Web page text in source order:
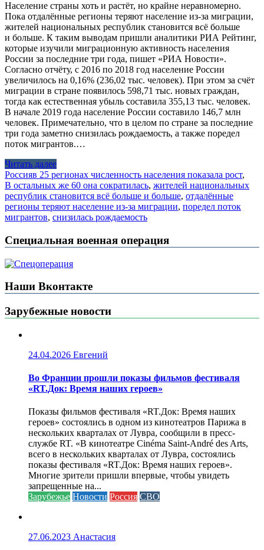
Население страны хоть и растёт, но крайне неравномерно.
Пока отдалённые регионы теряют население из-за миграции,
жителей национальных республик становится всё больше
и больше. К таким выводам пришли аналитики РИА Рейтинг,
которые изучили миграционную активность населения
России за последние три года, пишет «РИА Новости».
Согласно отчёту, с 2016 по 2018 год население России
увеличилось на 0,16% (236,02 тыс. человек). При этом за счёт
миграции в стране появилось 598,71 тыс. новых граждан,
тогда как естественная убыль составила 355,13 тыс. человек.
В начале 2019 года население России составило 146,7 млн
человек. Примечательно, что в целом по стране за последние
три года заметно снизилась рождаемость, а также поредел
поток мигрантов.…
Читать далее
Россияв 25 регионах численность населения показала рост,
В остальных же 60 она сократилась, жителей национальных
республик становится всё больше и больше, отдалённые
регионы теряют население из-за миграции, поредел поток
мигрантов, снизилась рождаемость
Специальная военная операция
Наши Вконтакте
Зарубежные новости
24.04.2026 Евгений
Во Франции прошли показы фильмов фестиваля
«RT.Док: Время наших героев»
Показы фильмов фестиваля «RT.Док: Время наших
героев» состоялись в одном из кинотеатров Парижа в
нескольких кварталах от Лувра, сообщили в пресс-
службе RT. «В кинотеатре Cinéma Saint-André des Arts,
всего в нескольких кварталах от Лувра, состоялись
показы фестиваля «RT.Док: Время наших героев».
Многие зрители пришли впервые, чтобы увидеть
запрещенные на...
Зарубежье Новости Россия СВО
27.06.2023 Анастасия